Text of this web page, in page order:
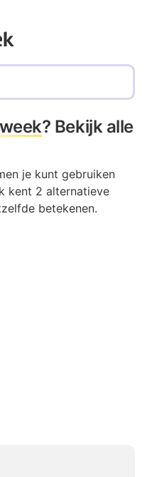
week? Bekijk alle
je kunt gebruiken
kent 2 alternatieve
betekenen.